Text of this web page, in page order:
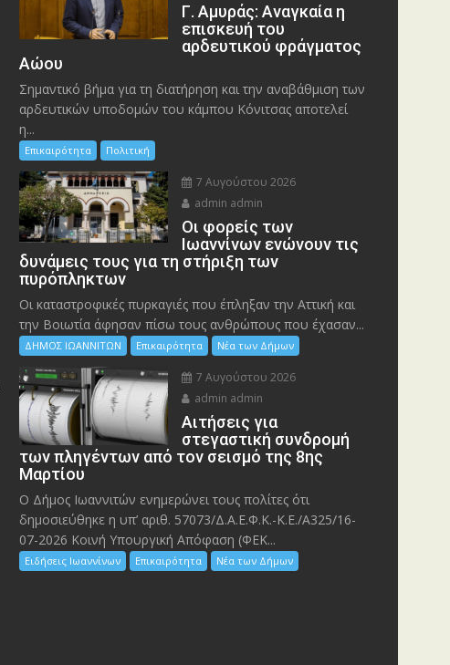
Γ. Αμυράς: Αναγκαία η
επισκευή του
αρδευτικού φράγματος
Αώου
Σημαντικό βήμα για τη διατήρηση και την αναβάθμιση των
αρδευτικών υποδομών του κάμπου Κόνιτσας αποτελεί
η...
Επικαιρότητα Πολιτική
7 Αυγούστου 2026
admin admin
Οι φορείς των
Ιωαννίνων ενώνουν τις
δυνάμεις τους για τη στήριξη των
πυρόπληκτων
Οι καταστροφικές πυρκαγιές που έπληξαν την Αττική και
την Bοιωτία άφησαν πίσω τους ανθρώπους που έχασαν...
ΔΗΜΟΣ ΙΩΑΝΝΙΤΩΝ Επικαιρότητα Νέα των Δήμων
7 Αυγούστου 2026
admin admin
Αιτήσεις για
στεγαστική συνδρομή
των πληγέντων από τον σεισμό της 8ης
Μαρτίου
Ο Δήμος Ιωαννιτών ενημερώνει τους πολίτες ότι
δημοσιεύθηκε η υπ’ αριθ. 57073/Δ.Α.Ε.Φ.Κ.-Κ.Ε./Α325/16-
07-2026 Κοινή Υπουργική Απόφαση (ΦΕΚ...
Ειδήσεις Ιωαννίνων Επικαιρότητα Νέα των Δήμων